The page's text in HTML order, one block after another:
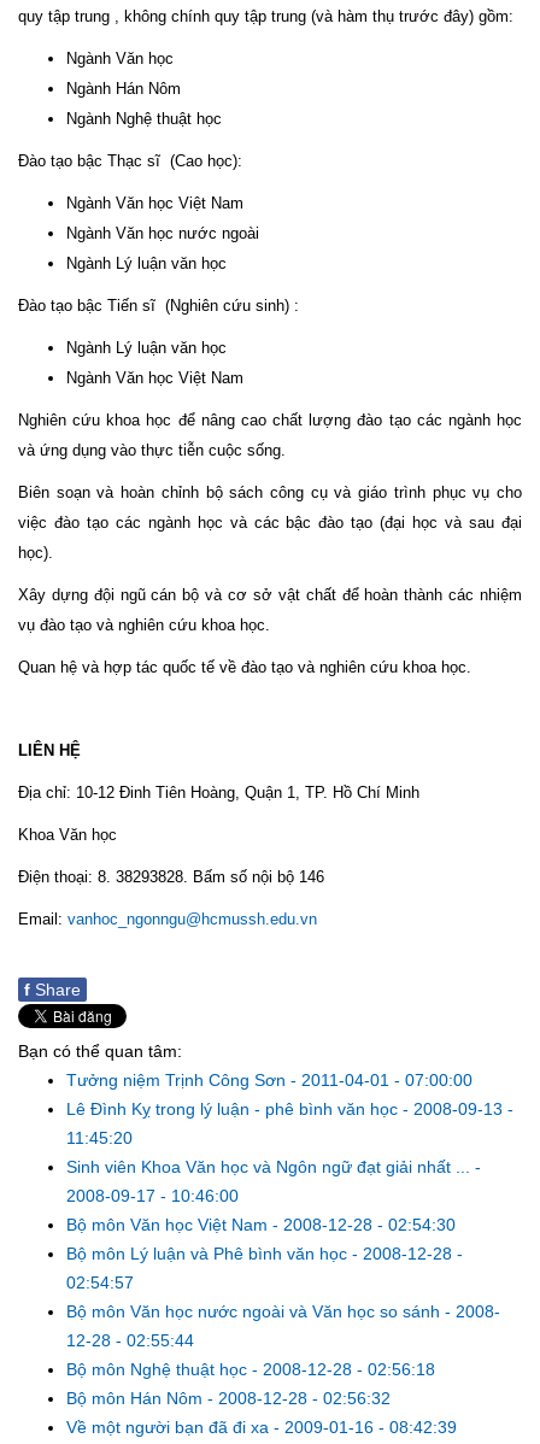
quy tập trung , không chính quy tập trung (và hàm thụ trước đây) gồm:
Ngành Văn học
Ngành Hán Nôm
Ngành Nghệ thuật học
Đào tạo bậc Thạc sĩ (Cao học):
Ngành Văn học Việt Nam
Ngành Văn học nước ngoài
Ngành Lý luận văn học
Đào tạo bậc Tiến sĩ (Nghiên cứu sinh) :
Ngành Lý luận văn học
Ngành Văn học Việt Nam
Nghiên cứu khoa học để nâng cao chất lượng đào tạo các ngành học
và ứng dụng vào thực tiễn cuộc sống.
Biên soạn và hoàn chỉnh bộ sách công cụ và giáo trình phục vụ cho
việc đào tạo các ngành học và các bậc đào tạo (đại học và sau đại
học).
Xây dựng đội ngũ cán bộ và cơ sở vật chất để hoàn thành các nhiệm
vụ đào tạo và nghiên cứu khoa học.
Quan hệ và hợp tác quốc tế về đào tạo và nghiên cứu khoa học.
LIÊN HỆ
Địa chỉ: 10-12 Đinh Tiên Hoàng, Quận 1, TP. Hồ Chí Minh
Khoa Văn học
Điện thoại: 8. 38293828. Bấm số nội bộ 146
Email: vanhoc_ngonngu@hcmussh.edu.vn
f Share
Bạn có thể quan tâm:
Tưởng niệm Trịnh Công Sơn - 2011-04-01 - 07:00:00
Lê Đình Kỵ trong lý luận - phê bình văn học - 2008-09-13 -
11:45:20
Sinh viên Khoa Văn học và Ngôn ngữ đạt giải nhất ... -
2008-09-17 - 10:46:00
Bộ môn Văn học Việt Nam - 2008-12-28 - 02:54:30
Bộ môn Lý luận và Phê bình văn học - 2008-12-28 -
02:54:57
Bộ môn Văn học nước ngoài và Văn học so sánh - 2008-
12-28 - 02:55:44
Bộ môn Nghệ thuật học - 2008-12-28 - 02:56:18
Bộ môn Hán Nôm - 2008-12-28 - 02:56:32
Về một người bạn đã đi xa - 2009-01-16 - 08:42:39